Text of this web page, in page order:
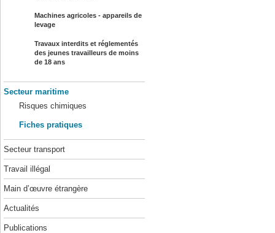
Machines agricoles - appareils de
levage
Travaux interdits et réglementés
des jeunes travailleurs de moins
de 18 ans
Secteur maritime
Risques chimiques
Fiches pratiques
Secteur transport
Travail illégal
Main d’œuvre étrangère
Actualités
Publications